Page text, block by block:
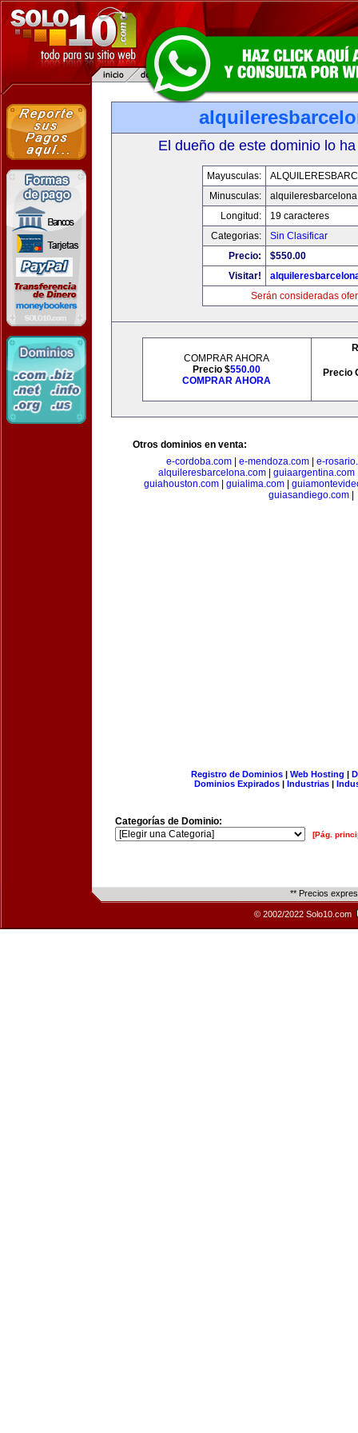
El dueño de este dominio lo
Mayusculas:
Minusculas:
Longitud:
19 caracteres
Categorias:
Sin Clasificar
Precio:
$550.00
Visitar!
Serán consideradas
COMPRAR AHORA
Precio $550.00
COMPRAR AHORA
Precio
Otros dominios en venta:
e-cordoba.com
e-mendoza.com
e-
alquileresbarcelona.com| guiaargentina.com
guiahouston.com| guialima.com|
guiasandiego.com|
Registro de Dominios| Web Hosting |
Dominios Expirados | Industrias |
Categorías de Dominio:
[Pág.
** Precios
© 2002/2022 Solo10.com